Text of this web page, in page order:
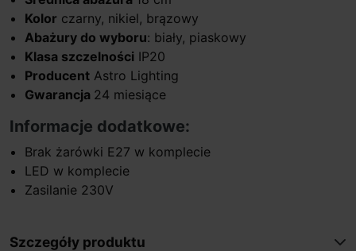
Kolor czarny, nikiel, brązowy
Abażury do wyboru: biały, piaskowy
Klasa szczelności IP20
Producent Astro Lighting
Gwarancja 24 miesiące
Informacje dodatkowe:
Brak żarówki E27 w komplecie
LED w komplecie
Zasilanie 230V
Szczegóły produktu